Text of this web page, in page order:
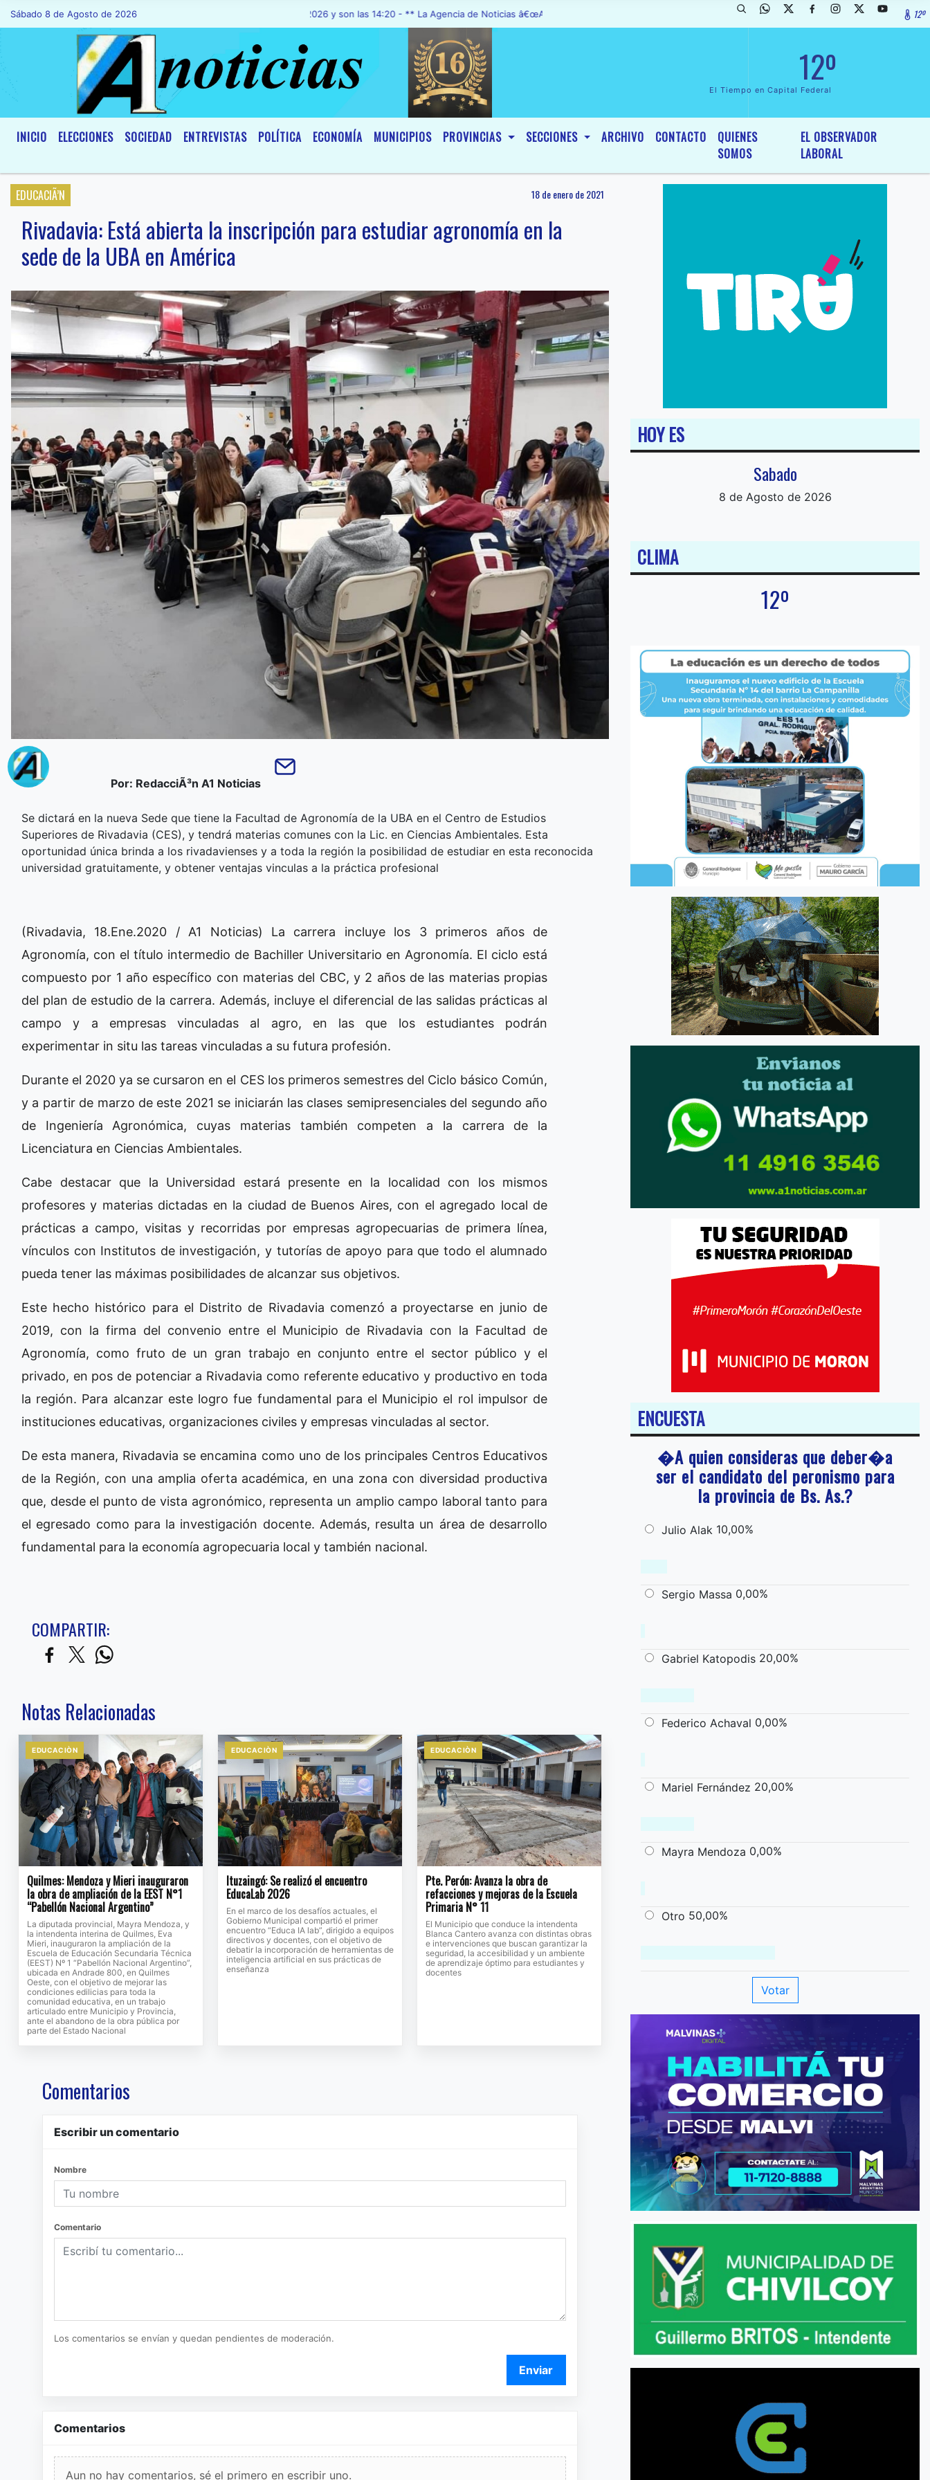
Sábado 8 de Agosto de 2026Hoy es Sábado 8 de Agosto de 2026 y son las 14:20 - ** La Agencia de Noticias â€œA1 Noticiasâ€, fue declarada de InterÃ©s General y Legislativo, por Ordenanza NÂº 6236/19 del 12º
12º
El Tiempo en Capital Federal
INICIO ELECCIONES SOCIEDAD ENTREVISTAS POLÍTICA ECONOMÍA MUNICIPIOS PROVINCIAS SECCIONES ARCHIVO CONTACTO
QUIENES
SOMOS
EL OBSERVADOR
LABORAL
EDUCACIÃ’N 18 de enero de 2021
Rivadavia: Está abierta la inscripción para estudiar agronomía en la
sede de la UBA en América
Por: RedacciÃ³n A1 Noticias
Se dictará en la nueva Sede que tiene la Facultad de Agronomía de la UBA en el Centro de Estudios
Superiores de Rivadavia (CES), y tendrá materias comunes con la Lic. en Ciencias Ambientales. Esta
oportunidad única brinda a los rivadavienses y a toda la región la posibilidad de estudiar en esta reconocida
universidad gratuitamente, y obtener ventajas vinculas a la práctica profesional
(Rivadavia, 18.Ene.2020 / A1 Noticias) La carrera incluye los 3 primeros años de
Agronomía, con el título intermedio de Bachiller Universitario en Agronomía. El ciclo está
compuesto por 1 año específico con materias del CBC, y 2 años de las materias propias
del plan de estudio de la carrera. Además, incluye el diferencial de las salidas prácticas al
campo y a empresas vinculadas al agro, en las que los estudiantes podrán
experimentar in situ las tareas vinculadas a su futura profesión.
Durante el 2020 ya se cursaron en el CES los primeros semestres del Ciclo básico Común,
y a partir de marzo de este 2021 se iniciarán las clases semipresenciales del segundo año
de Ingeniería Agronómica, cuyas materias también competen a la carrera de la
Licenciatura en Ciencias Ambientales.
Cabe destacar que la Universidad estará presente en la localidad con los mismos
profesores y materias dictadas en la ciudad de Buenos Aires, con el agregado local de
prácticas a campo, visitas y recorridas por empresas agropecuarias de primera línea,
vínculos con Institutos de investigación, y tutorías de apoyo para que todo el alumnado
pueda tener las máximas posibilidades de alcanzar sus objetivos.
Este hecho histórico para el Distrito de Rivadavia comenzó a proyectarse en junio de
2019, con la firma del convenio entre el Municipio de Rivadavia con la Facultad de
Agronomía, como fruto de un gran trabajo en conjunto entre el sector público y el
privado, en pos de potenciar a Rivadavia como referente educativo y productivo en toda
la región. Para alcanzar este logro fue fundamental para el Municipio el rol impulsor de
instituciones educativas, organizaciones civiles y empresas vinculadas al sector.
De esta manera, Rivadavia se encamina como uno de los principales Centros Educativos
de la Región, con una amplia oferta académica, en una zona con diversidad productiva
que, desde el punto de vista agronómico, representa un amplio campo laboral tanto para
el egresado como para la investigación docente. Además, resulta un área de desarrollo
fundamental para la economía agropecuaria local y también nacional.
COMPARTIR:
Notas Relacionadas
EDUCACIÒN
Quilmes: Mendoza y Mieri inauguraron
la obra de ampliación de la EEST N°1
“Pabellón Nacional Argentino”
La diputada provincial, Mayra Mendoza, y
la intendenta interina de Quilmes, Eva
Mieri, inauguraron la ampliación de la
Escuela de Educación Secundaria Técnica
(EEST) Nº 1 “Pabellón Nacional Argentino”,
ubicada en Andrade 800, en Quilmes
Oeste, con el objetivo de mejorar las
condiciones edilicias para toda la
comunidad educativa, en un trabajo
articulado entre Municipio y Provincia,
ante el abandono de la obra pública por
parte del Estado Nacional
EDUCACIÒN
Ituzaingó: Se realizó el encuentro
EducaLab 2026
En el marco de los desafíos actuales, el
Gobierno Municipal compartió el primer
encuentro “Educa IA lab”, dirigido a equipos
directivos y docentes, con el objetivo de
debatir la incorporación de herramientas de
inteligencia artificial en sus prácticas de
enseñanza
EDUCACIÒN
Pte. Perón: Avanza la obra de
refacciones y mejoras de la Escuela
Primaria N° 11
El Municipio que conduce la intendenta
Blanca Cantero avanza con distintas obras
e intervenciones que buscan garantizar la
seguridad, la accesibilidad y un ambiente
de aprendizaje óptimo para estudiantes y
docentes
Comentarios
Escribir un comentario
Nombre
Comentario
Los comentarios se envían y quedan pendientes de moderación.
Enviar
Comentarios
Aun no hay comentarios, sé el primero en escribir uno.
HOY ES
Sabado
8 de Agosto de 2026
CLIMA
12º
ENCUESTA
�A quien consideras que deber�a
ser el candidato del peronismo para
la provincia de Bs. As.?
Julio Alak 10,00%
Sergio Massa 0,00%
Gabriel Katopodis 20,00%
Federico Achaval 0,00%
Mariel Fernández 20,00%
Mayra Mendoza 0,00%
Otro 50,00%